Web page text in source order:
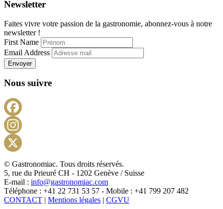
Newsletter
Faites vivre votre passion de la gastronomie, abonnez-vous à notre
newsletter !
First Name
Email Address
Envoyer
Nous suivre
X
© Gastronomiac. Tous droits réservés.
5, rue du Prieuré CH - 1202 Genève / Suisse
E-mail : info@gastronomiac.com
Téléphone : +41 22 731 53 57 - Mobile : +41 799 207 482
CONTACT | Mentions légales | CGVU